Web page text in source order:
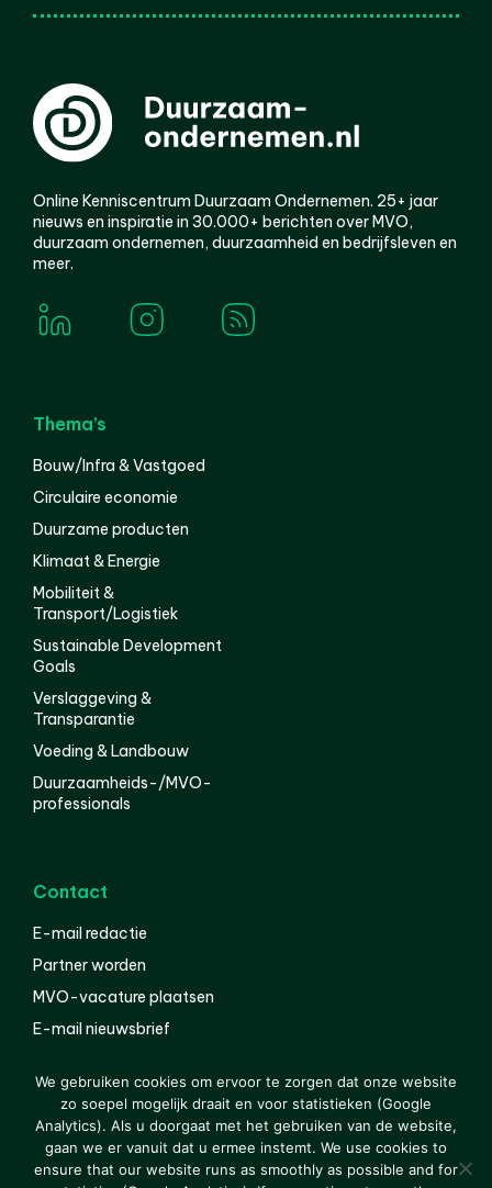
Online Kenniscentrum Duurzaam Ondernemen. 25+ jaar
nieuws en inspiratie in 30.000+ berichten over MVO,
duurzaam ondernemen, duurzaamheid en bedrijfsleven en
meer.
Thema’s
Bouw/Infra & Vastgoed
Circulaire economie
Duurzame producten
Klimaat & Energie
Mobiliteit &
Transport/Logistiek
Sustainable Development
Goals
Verslaggeving &
Transparantie
Voeding & Landbouw
Duurzaamheids-/MVO-
professionals
Contact
E-mail redactie
Partner worden
MVO-vacature plaatsen
E-mail nieuwsbrief
© 2000-2026 Van der Molen EIS Colofon
Disclaimer
Privacy
We gebruiken cookies om ervoor te zorgen dat onze website
zo soepel mogelijk draait en voor statistieken (Google
Analytics). Als u doorgaat met het gebruiken van de website,
gaan we er vanuit dat u ermee instemt. We use cookies to
ensure that our website runs as smoothly as possible and for